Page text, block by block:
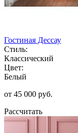
Гостиная Дессау
Стиль:
Классический
Цвет:
Белый
от 45 000 руб.
Рассчитать